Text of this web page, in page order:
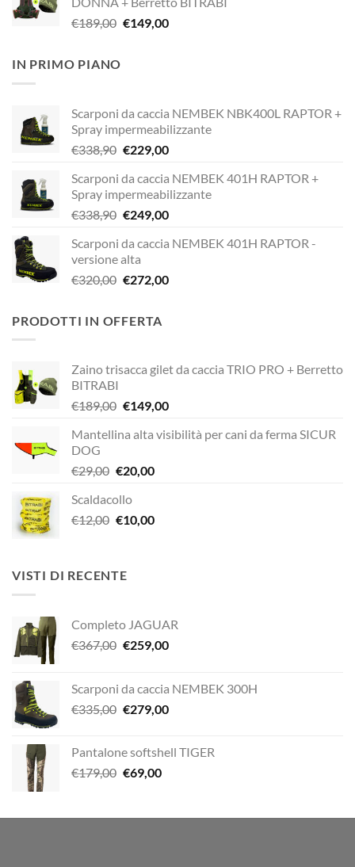
era:
€338,90.
è:
€249,00.
€189,00 Il
€149,00Il
IN PRIMO PIANO
Scarponi da caccia NEMBEK NBK400L RAPTOR +
Spray impermeabilizzante
€338,90 Il
originale
era:
€338,90.
€229,00Il
attuale
è:
€229,00.
Scarponi da caccia NEMBEK 401H RAPTOR +
Spray impermeabilizzante
€338,90 Il
originale
era:
€338,90.
€249,00Il
attuale
€249,00.
Scarponi da caccia NEMBEK 401H RAPTOR -
versione alta
€320,00 Il
era:
€272,00Il
PRODOTTI IN OFFERTA
Zaino trisacca gilet da caccia TRIO PRO + Berretto
BITRABI
€189,00 Il
originale
€189,00.
€149,00Il
attuale
Mantellina alta visibilità per cani da ferma SICUR
DOG
€29,00 Il
originale
era:
€20,00Il
è:
Scaldacollo
€12,00 Il
era:
€12,00.
€10,00Il
VISTI DI RECENTE
Completo JAGUAR
€367,00 Il
era:
€367,00.
€259,00Il
è:
€259,00.
Scarponi da caccia NEMBEK 300H
€335,00 Il
era:
€335,00.
€279,00Il
è:
Pantalone softshell TIGER
€179,00 Il
era:
€69,00Il
è: